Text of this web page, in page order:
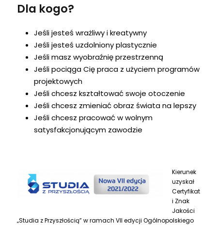
Dla kogo?
Jeśli jesteś wrażliwy i kreatywny
Jeśli jesteś uzdolniony plastycznie
Jeśli masz wyobraźnię przestrzenną
Jeśli pociąga Cię praca z użyciem programów
projektowych
Jeśli chcesz kształtować swoje otoczenie
Jeśli chcesz zmieniać obraz świata na lepszy
Jeśli chcesz pracować w wolnym
satysfakcjonującym zawodzie
Kierunek
uzyskał
Certyfikat
i Znak
Jakości
„Studia z Przyszłością” w ramach VII edycji Ogólnopolskiego